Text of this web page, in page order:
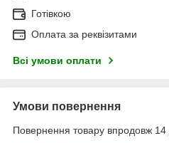
Готівкою
Оплата за реквізитами
Всі умови оплати
Умови повернення
Повернення товару впродовж 14